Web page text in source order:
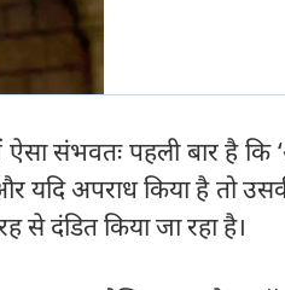
संभवतः पहली बार है कि
यदि अपराध किया है तो
से दंडित किया जा रहा है।